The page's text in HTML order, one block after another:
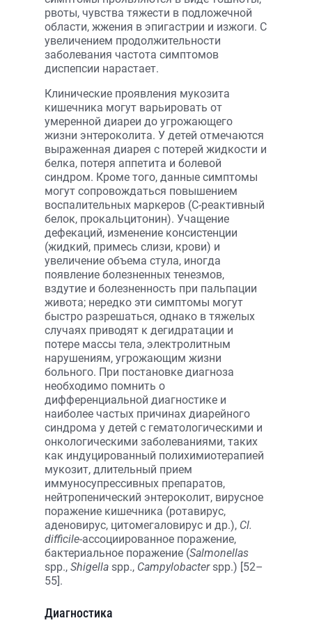
рвоты, чувства тяжести в подложечной
области, жжения в эпигастрии и изжоги. С
увеличением продолжительности
заболевания частота симптомов
диспепсии нарастает.
Клинические проявления мукозита
кишечника могут варьировать от
умеренной диареи до угрожающего
жизни энтероколита. У детей отмечаются
выраженная диарея с потерей жидкости и
белка, потеря аппетита и болевой
синдром. Кроме того, данные симптомы
могут сопровождаться повышением
воспалительных маркеров (C-реактивный
белок, прокальцитонин). Учащение
дефекаций, изменение консистенции
(жидкий, примесь слизи, крови) и
увеличение объема стула, иногда
появление болезненных тенезмов,
вздутие и болезненность при пальпации
живота; нередко эти симптомы могут
быстро разрешаться, однако в тяжелых
случаях приводят к дегидратации и
потере массы тела, электролитным
нарушениям, угрожающим жизни
больного. При постановке диагноза
необходимо помнить о
дифференциальной диагностике и
наиболее частых причинах диарейного
синдрома у детей с гематологическими и
онкологическими заболеваниями, таких
как индуцированный полихимиотерапией
мукозит, длительный прием
иммуносупрессивных препаратов,
нейтропенический энтероколит, вирусное
поражение кишечника (ротавирус,
аденовирус, цитомегаловирус и др.), Cl.
difficile-ассоциированное поражение,
бактериальное поражение (Salmonellas
spp., Shigella spp., Campylobacterspp.) [52–
55].
Диагностика